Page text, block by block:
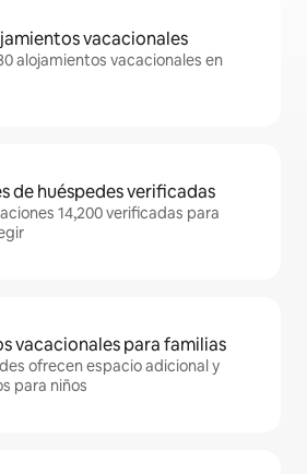
vacacionales
alojamientos vacacionales en
de huéspedes verificadas
14,200 verificadas para
vacacionales para familias
ofrecen espacio adicional y
para niños